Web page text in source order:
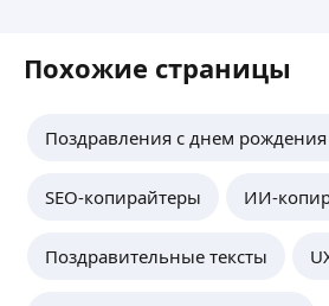
Похожие страницы
Поздравления с днем рождения
SEO-копирайтеры ИИ-
Поздравительные тексты